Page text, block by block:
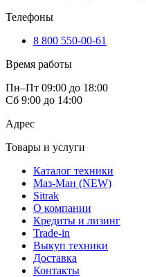
Телефоны
8 800 550-00-61
Время работы
Пн–Пт 09:00 до 18:00
Сб 9:00 до 14:00
Адрес
Товары и услуги
Каталог техники
Маз-Ман (NEW)
Sitrak
О компании
Кредиты и лизинг
Trade-in
Выкуп техники
Доставка
Контакты